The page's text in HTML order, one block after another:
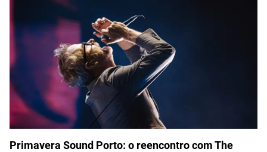
Primavera Sound Porto: o reencontro com The